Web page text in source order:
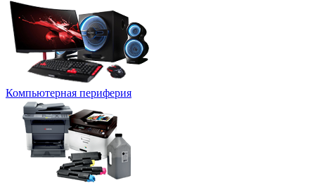
Компьютерная периферия